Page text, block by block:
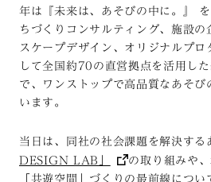
年は『未来は、あそびの中に。』
ちづくりコンサルティング、施設の
スケープデザイン、オリジナルプ
して全国約70の直営拠点を活用し
で、ワンストップで高品質なあそび
います。
当日は、同社の社会課題を解決する
DESIGN LAB」
の取り組みや
「共遊空間」づくりの最前線につい